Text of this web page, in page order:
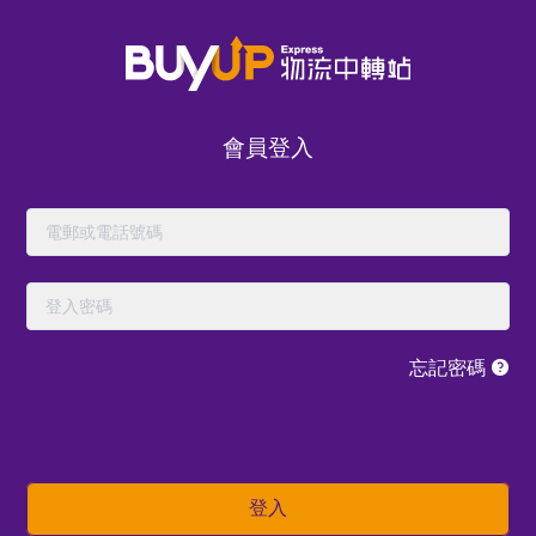
立即體驗我們的
會員登入
忘記密碼
登入